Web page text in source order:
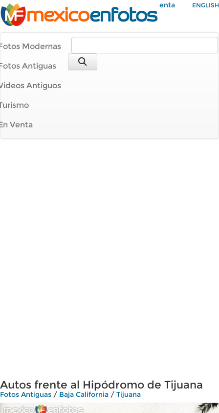
Mi Cuenta ENGLISH
Modernas
Antiguas
Antiguos
Venta
Autos frente al Hipódromo de Tijuana
Fotos Antiguas / Baja California / Tijuana